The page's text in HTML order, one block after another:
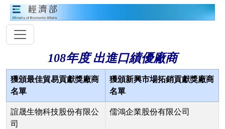
108年度 出進口績優廠商
獲頒最佳貿易貢獻獎廠商
名單
獲頒新興市場拓銷貢獻獎廠商
名單
誼晟生物科技股份有限公
司
儒鴻企業股份有限公司